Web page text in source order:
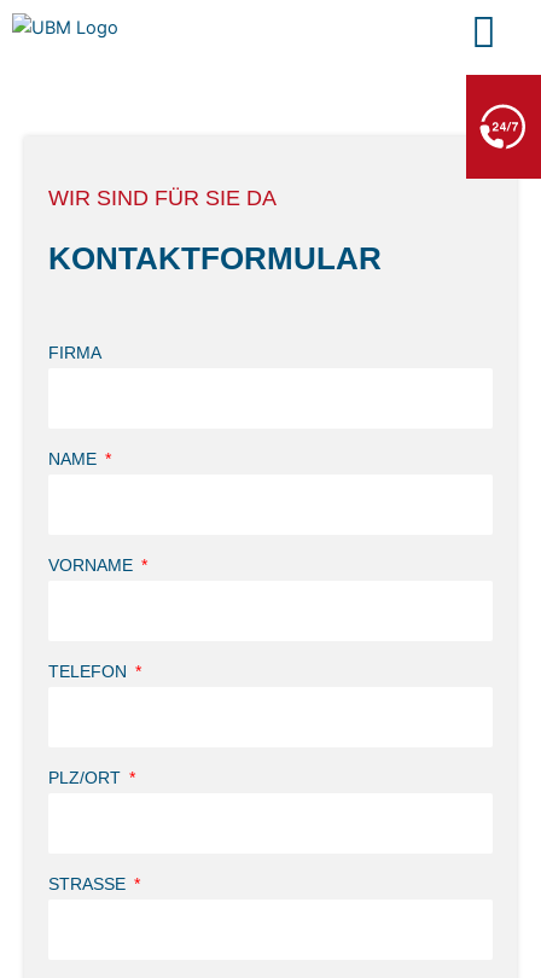
Zum
Inhalt
WIR SIND FÜR SIE DA
KONTAKT­FORMULAR
FIRMA
NAME
VORNAME
TELEFON
PLZ/ORT
STRASSE